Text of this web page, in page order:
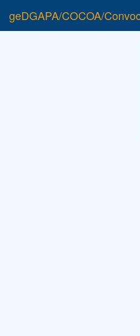
geDGAPA/COCOA/